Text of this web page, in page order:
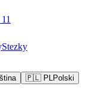
Stezky
🇵🇱 PLPolski